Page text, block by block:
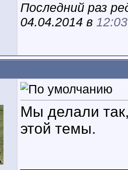
Последний раз
04.04.2014 в 12:03
Мы делали
этой темы.